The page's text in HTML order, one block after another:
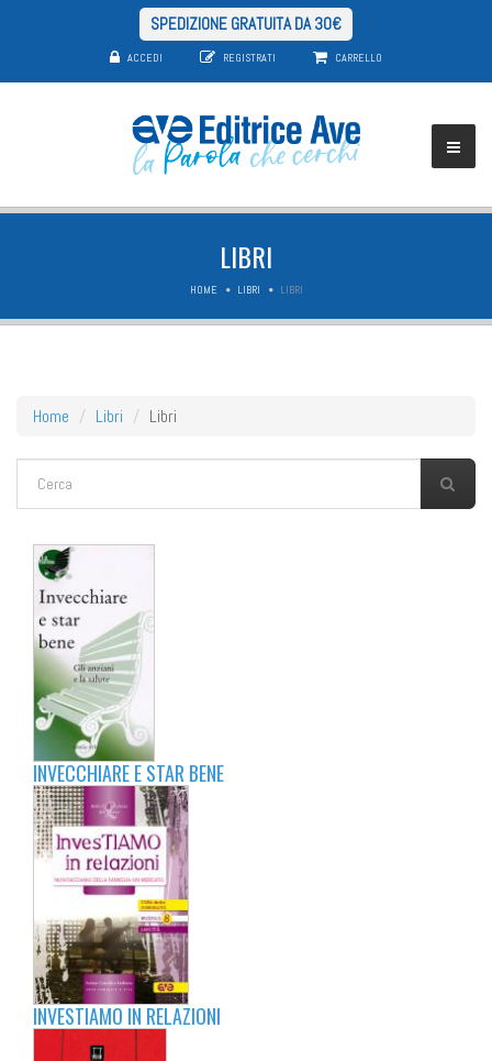
SPEDIZIONE GRATUITA DA 30€
ACCEDI REGISTRATI CARRELLO
LIBRI
HOME LIBRI LIBRI
Home Libri Libri
FORM DI RICERCA
INVECCHIARE E STAR BENE
INVESTIAMO IN RELAZIONI